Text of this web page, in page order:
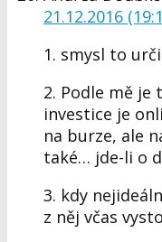
21.12.2016
1. smysl to
2. Podle mě je
investice je
na burze, ale
také… jde-li o
3. kdy
z něj včas